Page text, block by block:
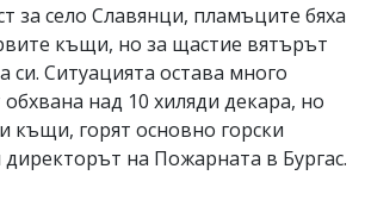
за село Славянци, пламъците бяха
къщи, но за щастие вятърът
си. Ситуацията остава много
над 10 хиляди декара, но
къщи, горят основно горски
директорът на Пожарната в Бургас.